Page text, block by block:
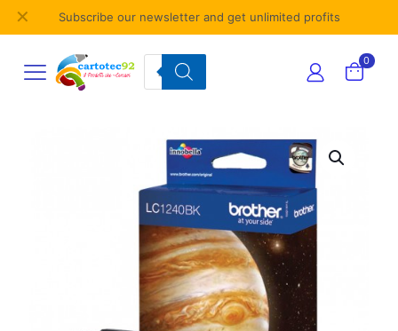
Subscribe our newsletter and get unlimited profits
✕
Products
search
0